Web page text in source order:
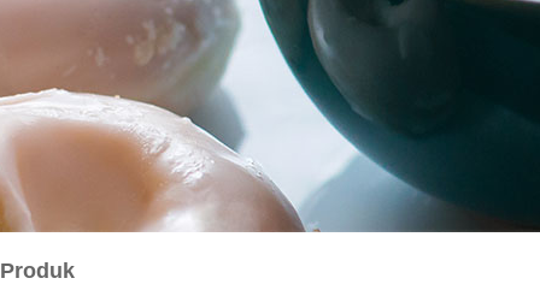
Produk